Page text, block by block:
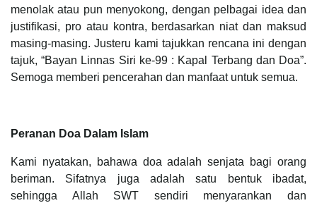
menolak atau pun menyokong, dengan pelbagai idea dan
justifikasi, pro atau kontra, berdasarkan niat dan maksud
masing-masing. Justeru kami tajukkan rencana ini dengan
tajuk, “Bayan Linnas Siri ke-99 : Kapal Terbang dan Doa”.
Semoga memberi pencerahan dan manfaat untuk semua.
Peranan Doa Dalam Islam
Kami nyatakan, bahawa doa adalah senjata bagi orang
beriman. Sifatnya juga adalah satu bentuk ibadat,
sehingga Allah SWT sendiri menyarankan dan